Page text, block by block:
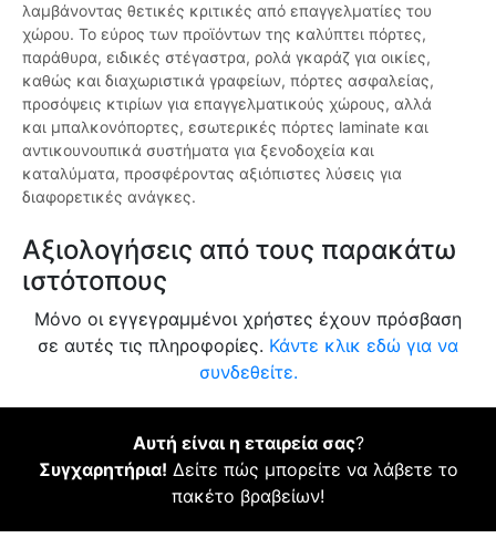
λαμβάνοντας θετικές κριτικές από επαγγελματίες του
χώρου. Το εύρος των προϊόντων της καλύπτει πόρτες,
παράθυρα, ειδικές στέγαστρα, ρολά γκαράζ για οικίες,
καθώς και διαχωριστικά γραφείων, πόρτες ασφαλείας,
προσόψεις κτιρίων για επαγγελματικούς χώρους, αλλά
και μπαλκονόπορτες, εσωτερικές πόρτες laminate και
αντικουνουπικά συστήματα για ξενοδοχεία και
καταλύματα, προσφέροντας αξιόπιστες λύσεις για
διαφορετικές ανάγκες.
Αξιολογήσεις από τους παρακάτω
ιστότοπους
Μόνο οι εγγεγραμμένοι χρήστες έχουν πρόσβαση
σε αυτές τις πληροφορίες. Κάντε κλικ εδώ για να
συνδεθείτε.
Αυτή είναι η εταιρεία σας?
Συγχαρητήρια! Δείτε πώς μπορείτε να λάβετε το
πακέτο βραβείων!